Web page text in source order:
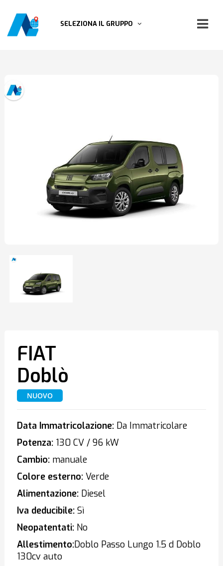
SELEZIONA IL GRUPPO
FIAT
Doblò
NUOVO
Data Immatricolazione:Da Immatricolare
Potenza:130 CV / 96 kW
Cambio:manuale
Colore esterno:Verde
Alimentazione:Diesel
Iva deducibile:Sì
Neopatentati:No
Allestimento:Doblo Passo Lungo 1.5 d Doblo
130cv auto